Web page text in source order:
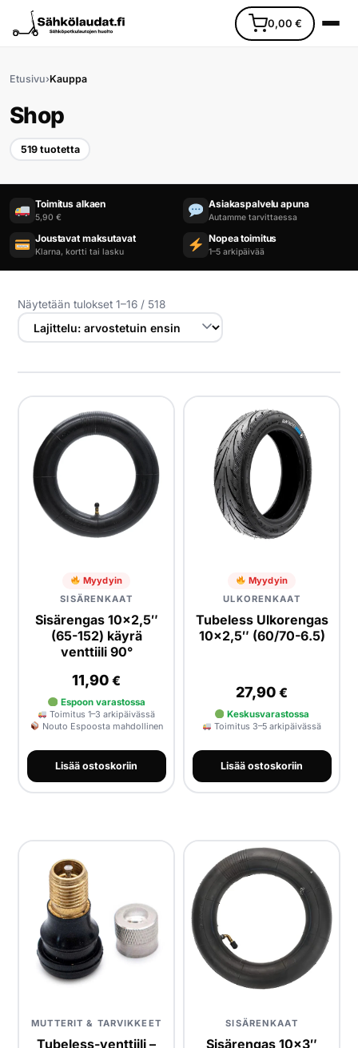
0,00 €
Etusivu
Ajoneuvot
Varaosat
Lisävarusteet
Huoltopalvelu
Yrityksille
Yhteystiedot
Varaa huolto
Etusivu›Kauppa
Shop
519 tuotetta
Toimitus alkaen
5,90 €
Asiakaspalvelu apuna
Autamme tarvittaessa
Joustavat maksutavat
Klarna, kortti tai lasku
Nopea toimitus
1–5 arkipäivää
Näytetään tulokset 1–16 / 518
Myydyin
SISÄRENKAAT
Sisärengas 10×2,5″
(65-152) käyrä
venttiili 90°
11,90 €
Espoon varastossa
Toimitus 1–3 arkipäivässä
Nouto Espoosta mahdollinen
Lisää ostoskoriin
Myydyin
ULKORENKAAT
Tubeless Ulkorengas
10x2,5″ (60/70-6.5)
27,90 €
Keskusvarastossa
Toimitus 3–5 arkipäivässä
Lisää ostoskoriin
MUTTERIT & TARVIKKEET
Tubeless-venttiili –
SISÄRENKAAT
Sisärengas 10×3″